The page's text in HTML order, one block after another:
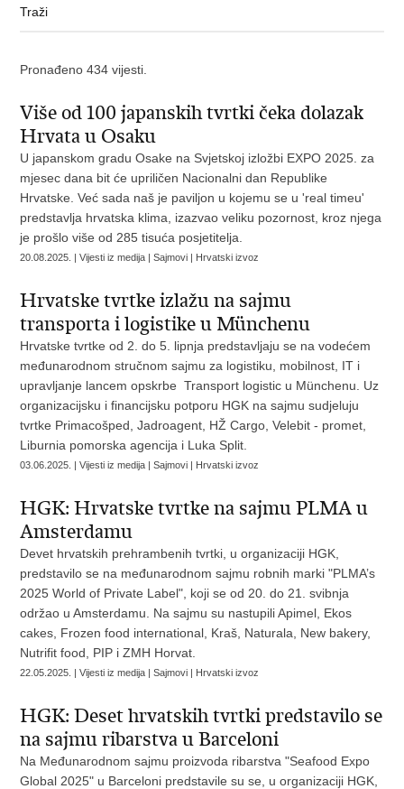
Pronađeno 434 vijesti.
Više od 100 japanskih tvrtki čeka dolazak
Hrvata u Osaku
U japanskom gradu Osake na Svjetskoj izložbi EXPO 2025. za
mjesec dana bit će upriličen Nacionalni dan Republike
Hrvatske. Već sada naš je paviljon u kojemu se u 'real timeu'
predstavlja hrvatska klima, izazvao veliku pozornost, kroz njega
je prošlo više od 285 tisuća posjetitelja.
20.08.2025. | Vijesti iz medija | Sajmovi | Hrvatski izvoz
Hrvatske tvrtke izlažu na sajmu
transporta i logistike u Münchenu
Hrvatske tvrtke od 2. do 5. lipnja predstavljaju se na vodećem
međunarodnom stručnom sajmu za logistiku, mobilnost, IT i
upravljanje lancem opskrbe Transport logistic u Münchenu. Uz
organizacijsku i financijsku potporu HGK na sajmu sudjeluju
tvrtke Primacošped, Jadroagent, HŽ Cargo, Velebit - promet,
Liburnia pomorska agencija i Luka Split.
03.06.2025. | Vijesti iz medija | Sajmovi | Hrvatski izvoz
HGK: Hrvatske tvrtke na sajmu PLMA u
Amsterdamu
Devet hrvatskih prehrambenih tvrtki, u organizaciji HGK,
predstavilo se na međunarodnom sajmu robnih marki "PLMA’s
2025 World of Private Label", koji se od 20. do 21. svibnja
održao u Amsterdamu. Na sajmu su nastupili Apimel, Ekos
cakes, Frozen food international, Kraš, Naturala, New bakery,
Nutrifit food, PIP i ZMH Horvat.
22.05.2025. | Vijesti iz medija | Sajmovi | Hrvatski izvoz
HGK: Deset hrvatskih tvrtki predstavilo se
na sajmu ribarstva u Barceloni
Na Međunarodnom sajmu proizvoda ribarstva "Seafood Expo
Global 2025" u Barceloni predstavile su se, u organizaciji HGK,